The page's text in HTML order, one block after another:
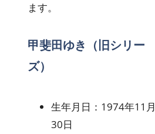
ます。
甲斐田ゆき（旧シリー
ズ）
生年月日：1974年11月
30日